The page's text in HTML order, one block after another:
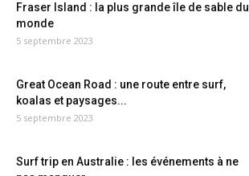
Fraser Island : la plus grande île de sable du
monde
5 septembre 2023
Great Ocean Road : une route entre surf,
koalas et paysages...
5 septembre 2023
Surf trip en Australie : les événements à ne